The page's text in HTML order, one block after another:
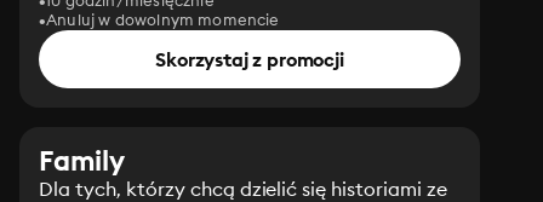
Anuluj w dowolnym momencie
Skorzystaj z promocji
Family
Dla tych, którzy chcą dzielić się historiami ze